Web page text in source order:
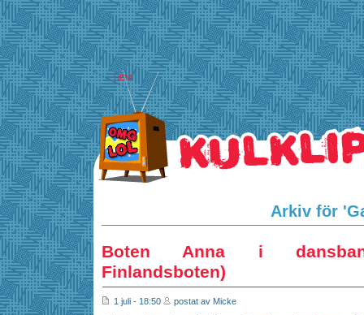
HEM
Arkiv för
Boten Anna i
Finlandsboten)
1 juli - 18:50 postat av Micke